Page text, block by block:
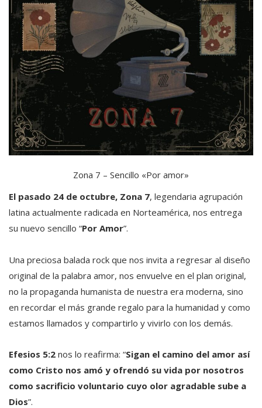
Zona 7 – Sencillo «Por amor»
El pasado 24 de octubre, Zona 7, legendaria agrupación
latina actualmente radicada en Norteamérica, nos entrega
su nuevo sencillo “Por Amor”.
Una preciosa balada rock que nos invita a regresar al diseño
original de la palabra amor, nos envuelve en el plan original,
no la propaganda humanista de nuestra era moderna, sino
en recordar el más grande regalo para la humanidad y como
estamos llamados y compartirlo y vivirlo con los demás.
Efesios 5:2 nos lo reafirma: “Sigan el camino del amor así
como Cristo nos amó y ofrendó su vida por nosotros
como sacrificio voluntario cuyo olor agradable sube a
Dios”.